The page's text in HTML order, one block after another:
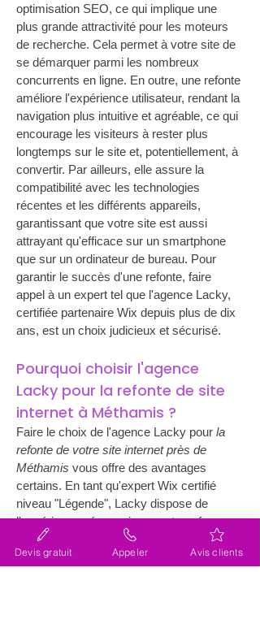
optimisation SEO, ce qui implique une
plus grande attractivité pour les moteurs
de recherche. Cela permet à votre site de
se démarquer parmi les nombreux
concurrents en ligne. En outre, une refonte
améliore l'expérience utilisateur, rendant la
navigation plus intuitive et agréable, ce qui
encourage les visiteurs à rester plus
longtemps sur le site et, potentiellement, à
convertir. Par ailleurs, elle assure la
compatibilité avec les technologies
récentes et les différents appareils,
garantissant que votre site est aussi
attrayant qu'efficace sur un smartphone
que sur un ordinateur de bureau. Pour
garantir le succès d'une refonte, faire
appel à un expert tel que l'agence Lacky,
certifiée partenaire Wix depuis plus de dix
ans, est un choix judicieux et sécurisé.
Pourquoi choisir l'agence
Lacky pour la refonte de site
internet à Méthamis ?
Faire le choix de l'agence Lacky pour la
refonte de votre site internet près de
Méthamis vous offre des avantages
certains. En tant qu'expert Wix certifié
niveau "Légende", Lacky dispose de
l'expérience nécessaire pour transformer
votre site en un outil optimisé et
performant. Leur expertise en design et en
Devis gratuit Appeler Avis clients